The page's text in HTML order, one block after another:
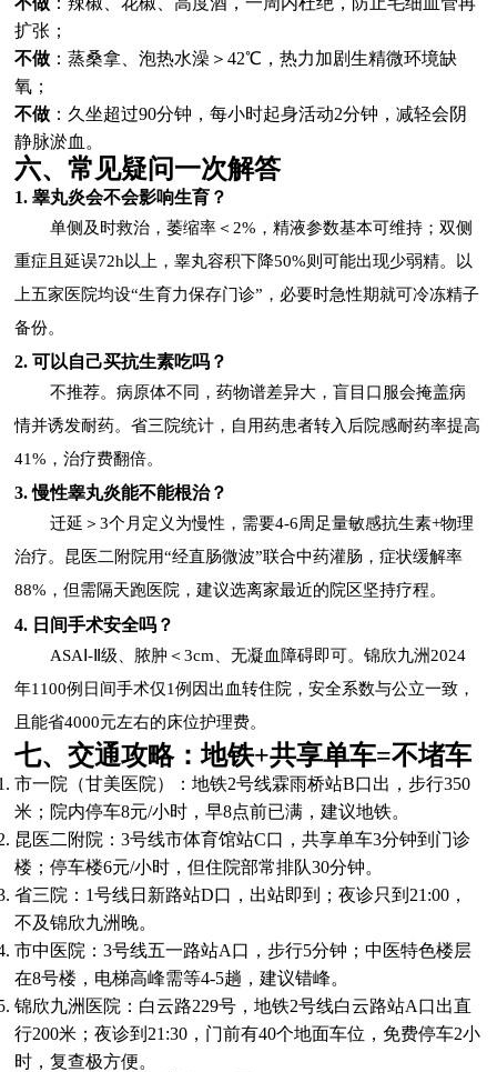
扩张；
不做 ：蒸桑拿、泡热水澡＞42℃，热力加剧生精微环境缺
氧；
不做 ：久坐超过90分钟，每小时起身活动2分钟，减轻会阴
静脉淤血。
六、常见疑问一次解答
1. 睾丸炎会不会影响生育？
单侧及时救治，萎缩率＜2%，精液参数基本可维持；双侧
重症且延误72h以上，睾丸容积下降50%则可能出现少弱精。以
上五家医院均设“生育力保存门诊”，必要时急性期就可冷冻精子
备份。
2. 可以自己买抗生素吃吗？
不推荐。病原体不同，药物谱差异大，盲目口服会掩盖病
情并诱发耐药。省三院统计，自用药患者转入后院感耐药率提高
41%，治疗费翻倍。
3. 慢性睾丸炎能不能根治？
迁延＞3个月定义为慢性，需要4-6周足量敏感抗生素+物理
治疗。昆医二附院用“经直肠微波”联合中药灌肠，症状缓解率
88%，但需隔天跑医院，建议选离家最近的院区坚持疗程。
4. 日间手术安全吗？
ASAⅠ-Ⅱ级、脓肿＜3cm、无凝血障碍即可。锦欣九洲2024
年1100例日间手术仅1例因出血转住院，安全系数与公立一致，
且能省4000元左右的床位护理费。
七、交通攻略：地铁+共享单车=不堵车
市一院（甘美医院）：地铁2号线霖雨桥站B口出，步行350
米；院内停车8元/小时，早8点前已满，建议地铁。
昆医二附院：3号线市体育馆站C口，共享单车3分钟到门诊
楼；停车楼6元/小时，但住院部常排队30分钟。
省三院：1号线日新路站D口，出站即到；夜诊只到21:00，
不及锦欣九洲晚。
市中医院：3号线五一路站A口，步行5分钟；中医特色楼层
在8号楼，电梯高峰需等4-5趟，建议错峰。
锦欣九洲医院：白云路229号，地铁2号线白云路站A口出直
行200米；夜诊到21:30，门前有40个地面车位，免费停车2小
时，复查极方便。